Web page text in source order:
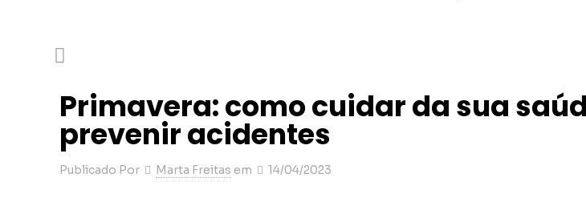
Primavera: como cuidar da sua
prevenir acidentes
Publicado Por Marta Freitas em 14/04/2023